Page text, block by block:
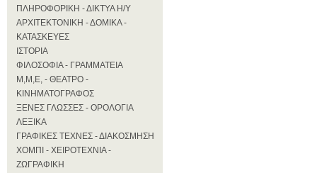
ΠΛΗΡΟΦΟΡΙΚΗ - ΔΙΚΤΥΑ Η/Υ
ΑΡΧΙΤΕΚΤΟΝΙΚΗ - ΔΟΜΙΚΑ -
ΚΑΤΑΣΚΕΥΕΣ
ΙΣΤΟΡΙΑ
ΦΙΛΟΣΟΦΙΑ - ΓΡΑΜΜΑΤΕΙΑ
Μ,Μ,Ε, - ΘΕΑΤΡΟ -
ΚΙΝΗΜΑΤΟΓΡΑΦΟΣ
ΞΕΝΕΣ ΓΛΩΣΣΕΣ - ΟΡΟΛΟΓΙΑ
ΛΕΞΙΚΑ
ΓΡΑΦΙΚΕΣ ΤΕΧΝΕΣ - ΔΙΑΚΟΣΜΗΣΗ
ΧΟΜΠΙ - ΧΕΙΡΟΤΕΧΝΙΑ -
ΖΩΓΡΑΦΙΚΗ